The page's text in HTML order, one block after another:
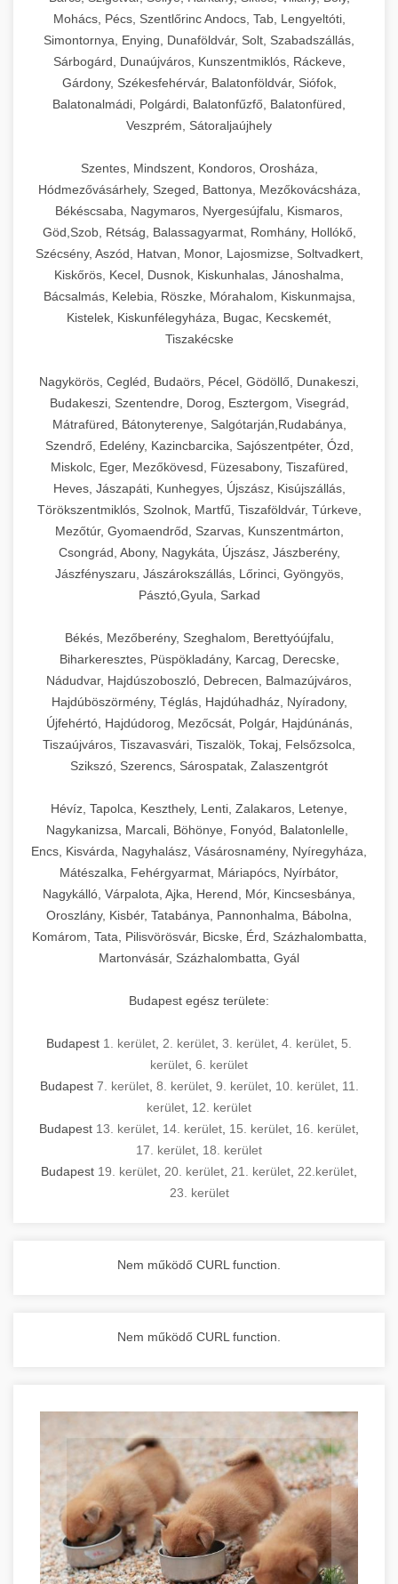
Mohács, Pécs, Szentlőrinc Andocs, Tab, Lengyeltóti,
Simontornya, Enying, Dunaföldvár, Solt, Szabadszállás,
Sárbogárd, Dunaújváros, Kunszentmiklós, Ráckeve,
Gárdony, Székesfehérvár, Balatonföldvár, Siófok,
Balatonalmádi, Polgárdi, Balatonfűzfő, Balatonfüred,
Veszprém, Sátoraljaújhely
Szentes, Mindszent, Kondoros, Orosháza,
Hódmezővásárhely, Szeged, Battonya, Mezőkovácsháza,
Békéscsaba, Nagymaros, Nyergesújfalu, Kismaros,
Göd,Szob, Rétság, Balassagyarmat, Romhány, Hollókő,
Szécsény, Aszód, Hatvan, Monor, Lajosmizse, Soltvadkert,
Kiskőrös, Kecel, Dusnok, Kiskunhalas, Jánoshalma,
Bácsalmás, Kelebia, Röszke, Mórahalom, Kiskunmajsa,
Kistelek, Kiskunfélegyháza, Bugac, Kecskemét,
Tiszakécske
Nagykörös, Cegléd, Budaörs, Pécel, Gödöllő, Dunakeszi,
Budakeszi, Szentendre, Dorog, Esztergom, Visegrád,
Mátrafüred, Bátonyterenye, Salgótarján,Rudabánya,
Szendrő, Edelény, Kazincbarcika, Sajószentpéter, Ózd,
Miskolc, Eger, Mezőkövesd, Füzesabony, Tiszafüred,
Heves, Jászapáti, Kunhegyes, Újszász, Kisújszállás,
Törökszentmiklós, Szolnok, Martfű, Tiszaföldvár, Túrkeve,
Mezőtúr, Gyomaendrőd, Szarvas, Kunszentmárton,
Csongrád, Abony, Nagykáta, Újszász, Jászberény,
Jászfényszaru, Jászárokszállás, Lőrinci, Gyöngyös,
Pásztó,Gyula, Sarkad
Békés, Mezőberény, Szeghalom, Berettyóújfalu,
Biharkeresztes, Püspökladány, Karcag, Derecske,
Nádudvar, Hajdúszoboszló, Debrecen, Balmazújváros,
Hajdúböszörmény, Téglás, Hajdúhadház, Nyíradony,
Újfehértó, Hajdúdorog, Mezőcsát, Polgár, Hajdúnánás,
Tiszaújváros, Tiszavasvári, Tiszalök, Tokaj, Felsőzsolca,
Szikszó, Szerencs, Sárospatak, Zalaszentgrót
Hévíz, Tapolca, Keszthely, Lenti, Zalakaros, Letenye,
Nagykanizsa, Marcali, Böhönye, Fonyód, Balatonlelle,
Encs, Kisvárda, Nagyhalász, Vásárosnamény, Nyíregyháza,
Mátészalka, Fehérgyarmat, Máriapócs, Nyírbátor,
Nagykálló, Várpalota, Ajka, Herend, Mór, Kincsesbánya,
Oroszlány, Kisbér, Tatabánya, Pannonhalma, Bábolna,
Komárom, Tata, Pilisvörösvár, Bicske, Érd, Százhalombatta,
Martonvásár, Százhalombatta, Gyál
Budapest egész területe:
Budapest 1. kerület 2. kerület 3. kerület 4. kerület 5.
kerület 6. kerület
Budapest 7. kerület, 8. kerület, 9. kerület, 10. kerület, 11.
kerület 12. kerület
Budapest 13. kerület 14. kerület 15. kerület 16. kerület
17. kerület 18. kerület
Budapest 19. kerület 20. kerület 21. kerület 22.kerület
23. kerület
Nem működő CURL function.
Nem működő CURL function.